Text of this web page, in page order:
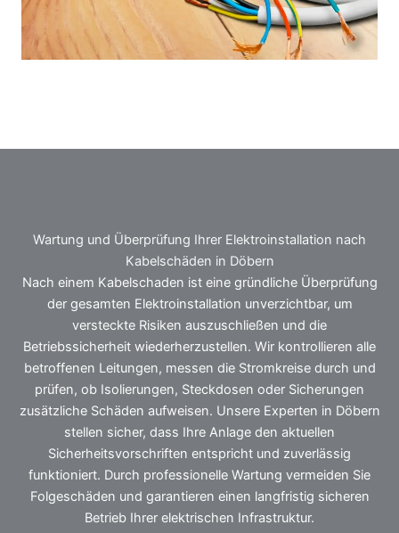
Wartung und Überprüfung Ihrer Elektroinstallation nach
Kabelschäden in Döbern
Nach einem Kabelschaden ist eine gründliche Überprüfung
der gesamten Elektroinstallation unverzichtbar, um
versteckte Risiken auszuschließen und die
Betriebssicherheit wiederherzustellen. Wir kontrollieren alle
betroffenen Leitungen, messen die Stromkreise durch und
prüfen, ob Isolierungen, Steckdosen oder Sicherungen
zusätzliche Schäden aufweisen. Unsere Experten in Döbern
stellen sicher, dass Ihre Anlage den aktuellen
Sicherheitsvorschriften entspricht und zuverlässig
funktioniert. Durch professionelle Wartung vermeiden Sie
Folgeschäden und garantieren einen langfristig sicheren
Betrieb Ihrer elektrischen Infrastruktur.